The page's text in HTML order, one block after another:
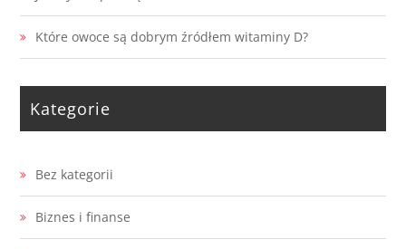
Które owoce są dobrym źródłem witaminy D?
Kategorie
Bez kategorii
Biznes i finanse